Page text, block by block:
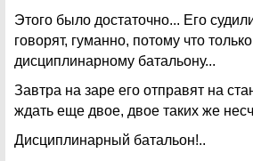
Этого было достаточно... Его
говорят, гуманно, потому что
дисциплинарному батальону...
Завтра на заре его отправят на
ждать еще двое, двое таких же
Дисциплинарный батальон!..